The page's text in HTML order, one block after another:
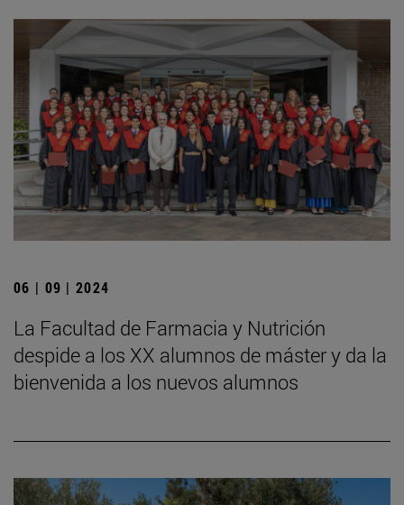
06 | 09 | 2024
La Facultad de Farmacia y Nutrición
despide a los XX alumnos de máster y da la
bienvenida a los nuevos alumnos